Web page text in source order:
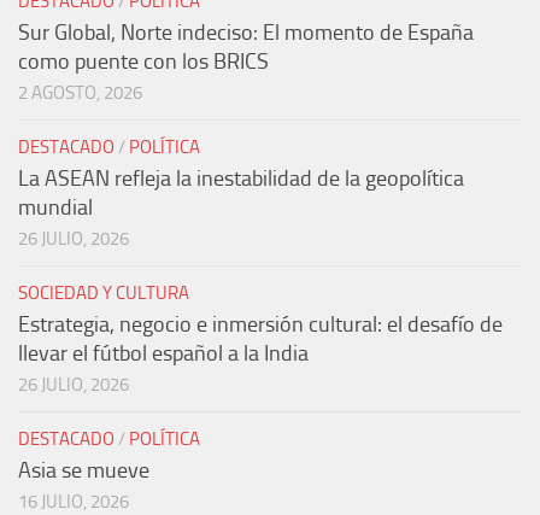
Sur Global, Norte indeciso: El momento de España
como puente con los BRICS
2 AGOSTO, 2026
DESTACADO / POLÍTICA
La ASEAN refleja la inestabilidad de la geopolítica
mundial
26 JULIO, 2026
SOCIEDAD Y CULTURA
Estrategia, negocio e inmersión cultural: el desafío de
llevar el fútbol español a la India
26 JULIO, 2026
DESTACADO / POLÍTICA
Asia se mueve
16 JULIO, 2026